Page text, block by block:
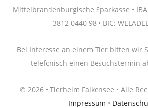
Mittelbrandenburgische Sparkasse •
3812 0440 98 • BIC:
Bei Interesse an einem Tier bitten wir
telefonisch einen Besuchstermin
© 2026 • Tierheim Falkensee • Alle
Impressum •